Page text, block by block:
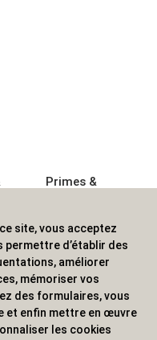
Primes &
Boisson
Textile &
Casquette
Accessoires de
pour les
site, vous acceptez
permettre d’établir des
améliorer
mémoriser vos
des formulaires, vous
et enfin mettre en œuvre
les cookies